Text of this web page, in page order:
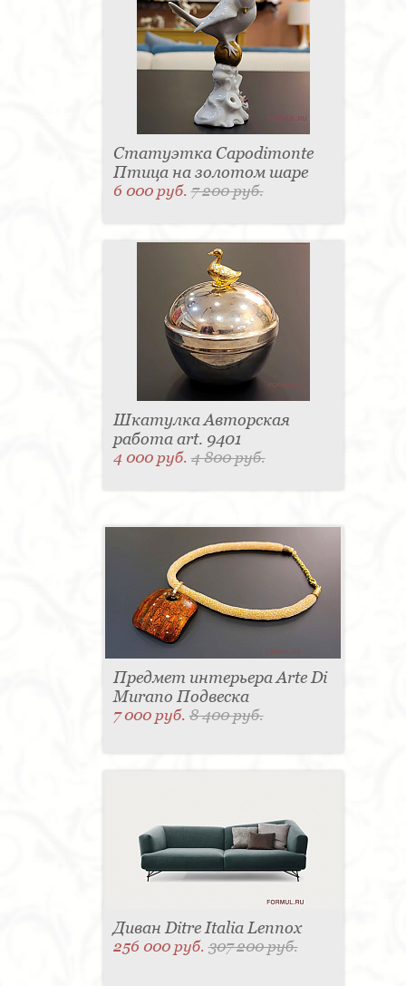
Статуэтка Capodimonte
Птица на золотом шаре
6 000 руб.7 200 руб.
Шкатулка Авторская
работа art. 9401
4 000 руб.4 800 руб.
Предмет интерьера Arte Di
Murano Подвеска
7 000 руб.8 400 руб.
Диван Ditre Italia Lennox
256 000 руб.307 200 руб.